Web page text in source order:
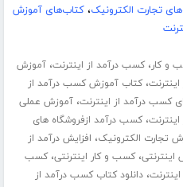
تجارت الکترونیک،کتاب‌های آموزش
و کار،کسب درآمد از اینترنت،آموزش
،کتاب آموزش کسب درآمد از
کسب درآمد از اینترنت،آموزش عملی
،کسب درآمد ازفروشگاه های
تجارت الکترونیک، افزایش درآمد از
،کسب و کار اینترنتی،کسب
،دانلود کتاب کسب درآمد از